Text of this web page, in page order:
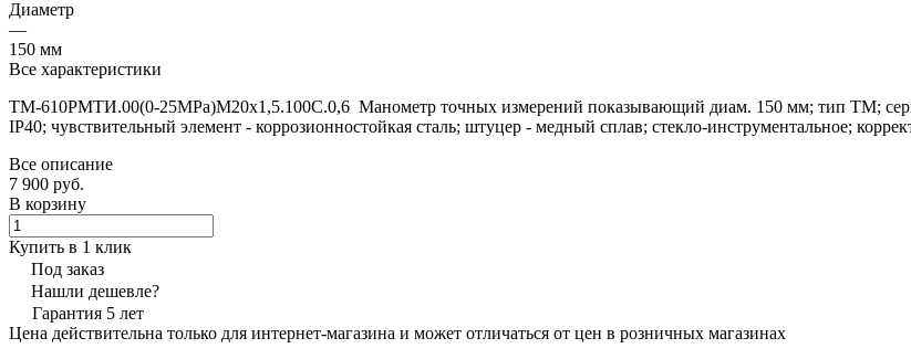
Диаметр
—
150 мм
Все характеристики
ТМ-610РМТИ.00(0-25MPa)М20х1,5.100C.0,6 Манометр точных измерений показывающий диам. 150 мм; тип ТМ;
IP40; чувствительный элемент - коррозионностойкая сталь; штуцер - медный сплав; стекло-инструментальное;
Все описание
7 900 руб.
В корзину
Купить в 1 клик
Под заказ
Нашли дешевле?
Гарантия 5 лет
Цена действительна только для интернет-магазина и может отличаться от цен в розничных магазинах